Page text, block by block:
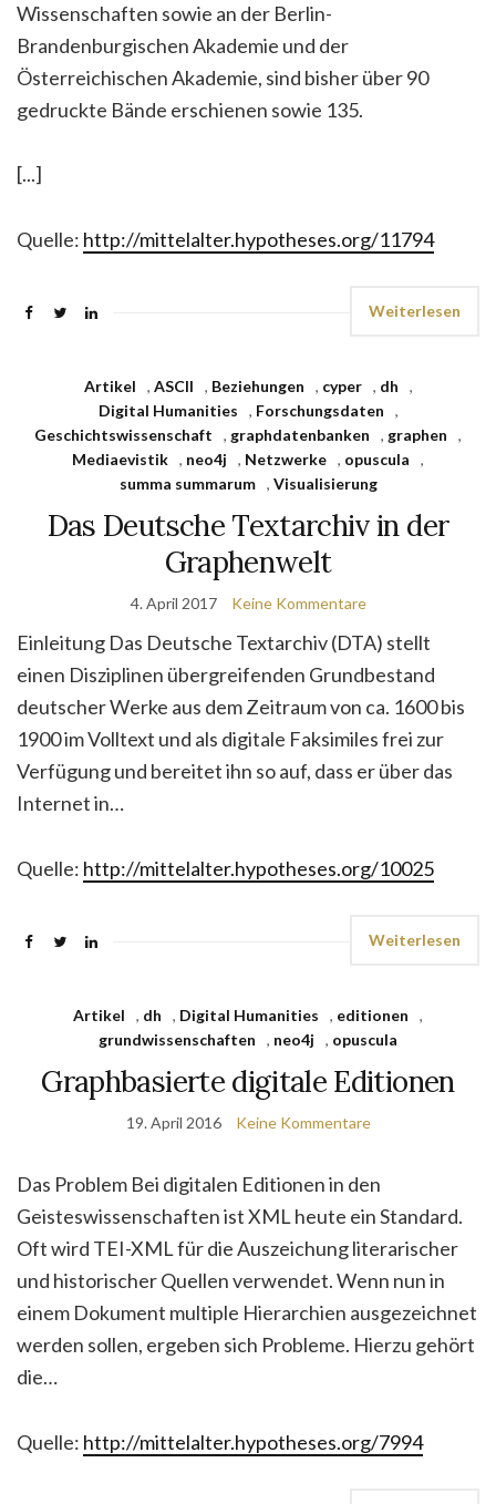
Wissenschaften sowie an der Berlin-
Brandenburgischen Akademie und der
Österreichischen Akademie, sind bisher über 90
gedruckte Bände erschienen sowie 135.
[...]
Quelle: http://mittelalter.hypotheses.org/11794
Weiterlesen
Artikel , ASCII , Beziehungen , cyper , dh
,
Digital Humanities
, Forschungsdaten
,
Geschichtswissenschaft
, graphdatenbanken , graphen
,
Mediaevistik , neo4j , Netzwerke , opuscula
,
summa summarum
, Visualisierung
Das Deutsche Textarchiv in der
Graphenwelt
4. April 2017 Keine Kommentare
Einleitung Das Deutsche Textarchiv (DTA) stellt
einen Disziplinen übergreifenden Grundbestand
deutscher Werke aus dem Zeitraum von ca. 1600 bis
1900 im Volltext und als digitale Faksimiles frei zur
Verfügung und bereitet ihn so auf, dass er über das
Internet in…
Quelle: http://mittelalter.hypotheses.org/10025
Weiterlesen
Artikel , dh , Digital Humanities , editionen
,
grundwissenschaften
, neo4j , opuscula
Graphbasierte digitale Editionen
19. April 2016 Keine Kommentare
Das Problem Bei digitalen Editionen in den
Geisteswissenschaften ist XML heute ein Standard.
Oft wird TEI-XML für die Auszeichung literarischer
und historischer Quellen verwendet. Wenn nun in
einem Dokument multiple Hierarchien ausgezeichnet
werden sollen, ergeben sich Probleme. Hierzu gehört
die…
Quelle: http://mittelalter.hypotheses.org/7994